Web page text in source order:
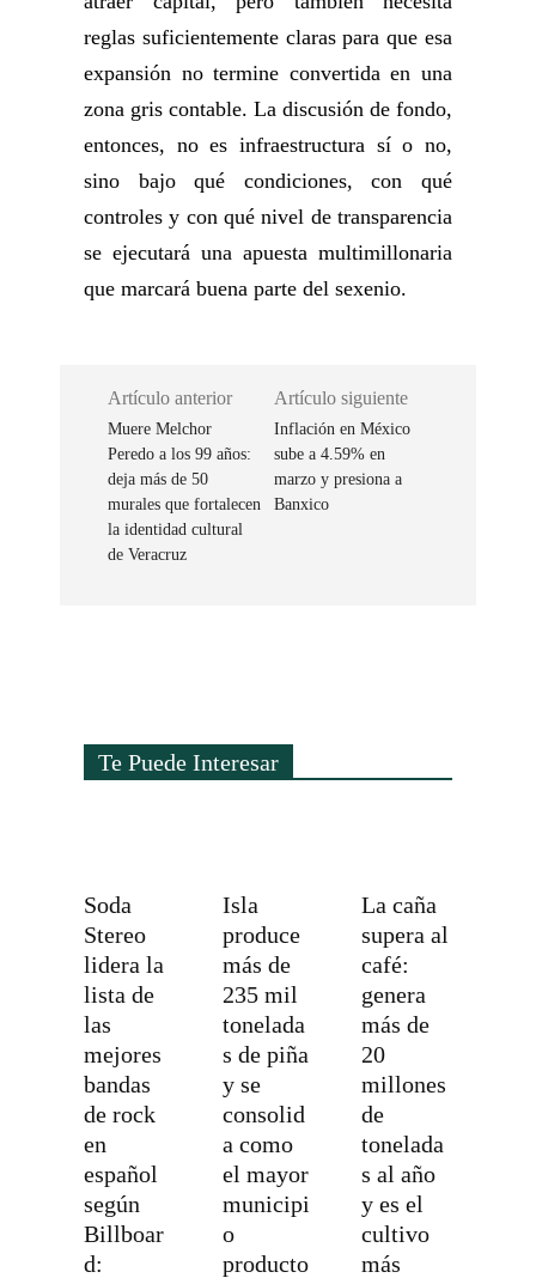
reglas suficientemente claras para que esa
expansión no termine convertida en una
zona gris contable. La discusión de fondo,
entonces, no es infraestructura sí o no,
sino bajo qué condiciones, con qué
controles y con qué nivel de transparencia
se ejecutará una apuesta multimillonaria
que marcará buena parte del sexenio.
Artículo anterior
Muere Melchor
Peredo a los 99 años:
deja más de 50
murales que fortalecen
la identidad cultural
de Veracruz
Artículo siguiente
Inflación en México
sube a 4.59% en
marzo y presiona a
Banxico
Te Puede Interesar
Soda
Stereo
lidera la
lista de
las
mejores
bandas
de rock
en
español
según
Billboar
d:
Isla
produce
más de
235 mil
tonelada
s de piña
y se
consolid
a como
el mayor
municipi
o
producto
La caña
supera al
café:
genera
más de
20
millones
de
tonelada
s al año
y es el
cultivo
más